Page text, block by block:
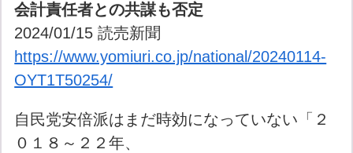
会計責任者との共謀も否定
2024/01/15 読売新聞
https://www.yomiuri.co.jp/national/20240114-
OYT1T50254/
自民党安倍派はまだ時効になっていない「２
０１８～２２年、